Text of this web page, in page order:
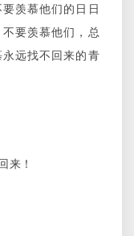
羡慕他们的日日
要羡慕他们，总
远找不回来的青
来！